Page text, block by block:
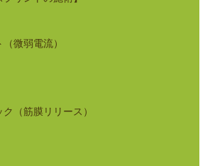
微弱電流）
（筋膜リリース）